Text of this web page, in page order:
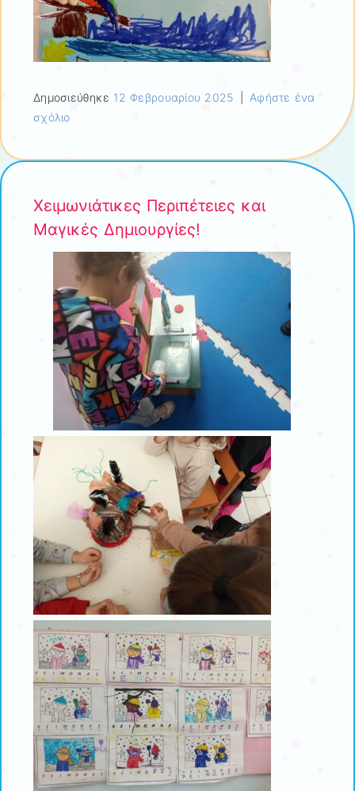
Δημοσιεύθηκε 12 Φεβρουαρίου 2025
Αφήστε ένα
σχόλιο
Χειμωνιάτικες Περιπέτειες και
Μαγικές Δημιουργίες!